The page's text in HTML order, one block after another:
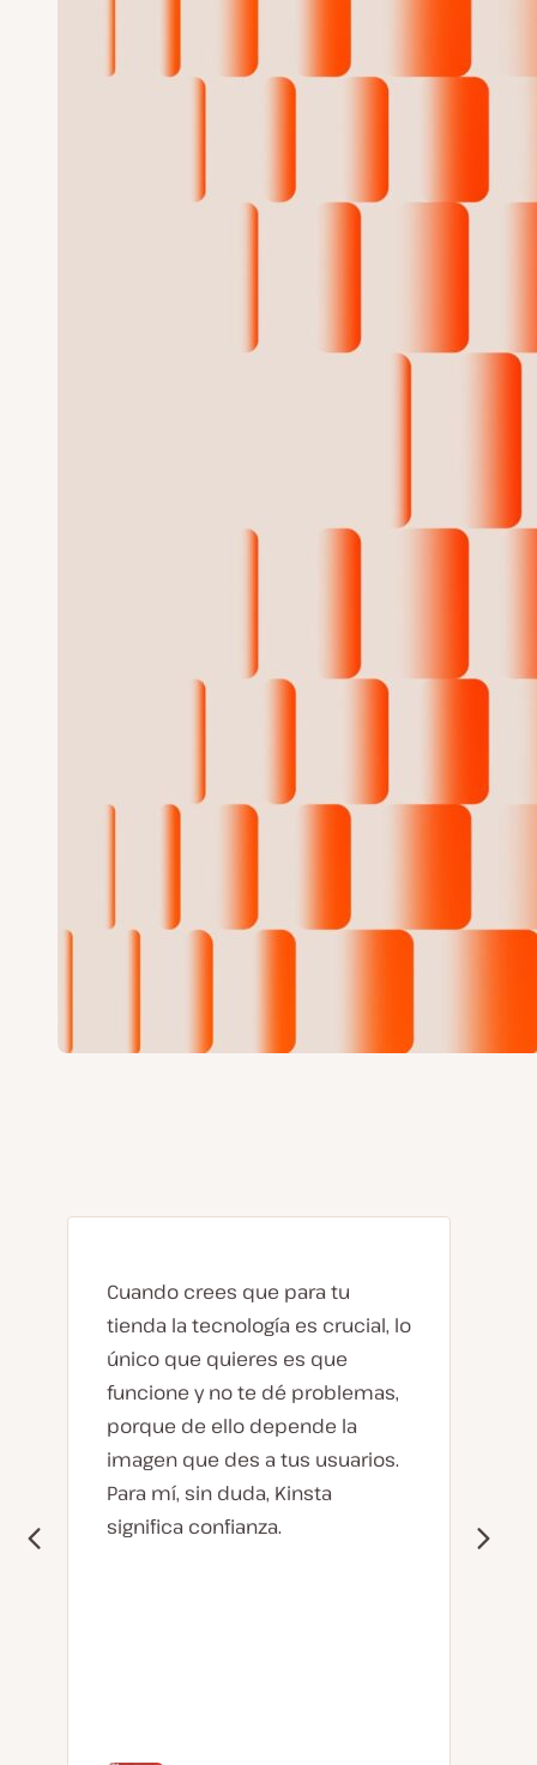
Cuando crees que para tu
tienda la tecnología es crucial, lo
único que quieres es que
funcione y no te dé problemas,
porque de ello depende la
imagen que des a tus usuarios.
Para mí, sin duda, Kinsta
significa confianza.